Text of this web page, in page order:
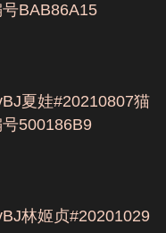
BAB86A15
夏娃#20210807猫
500186B9
林姬贞#20201029